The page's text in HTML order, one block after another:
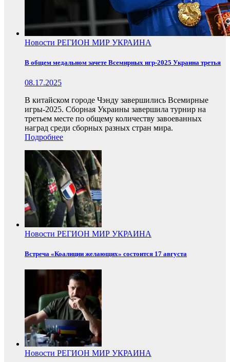
Новости РЕГИОН МИР УКРАИНА
В общем медальном зачете Всемирных игр-2025 Украина третья
08.17.2025
В китайском городе Чэнду завершились Всемирные
игры-2025. Сборная Украины завершила турнир на
третьем месте по общему количеству завоеванных
наград среди сборных разных стран мира.
Подробнее
Новости РЕГИОН МИР УКРАИНА
Встреча «Коалиции желающих» состоится 17 августа
Новости РЕГИОН МИР УКРАИНА